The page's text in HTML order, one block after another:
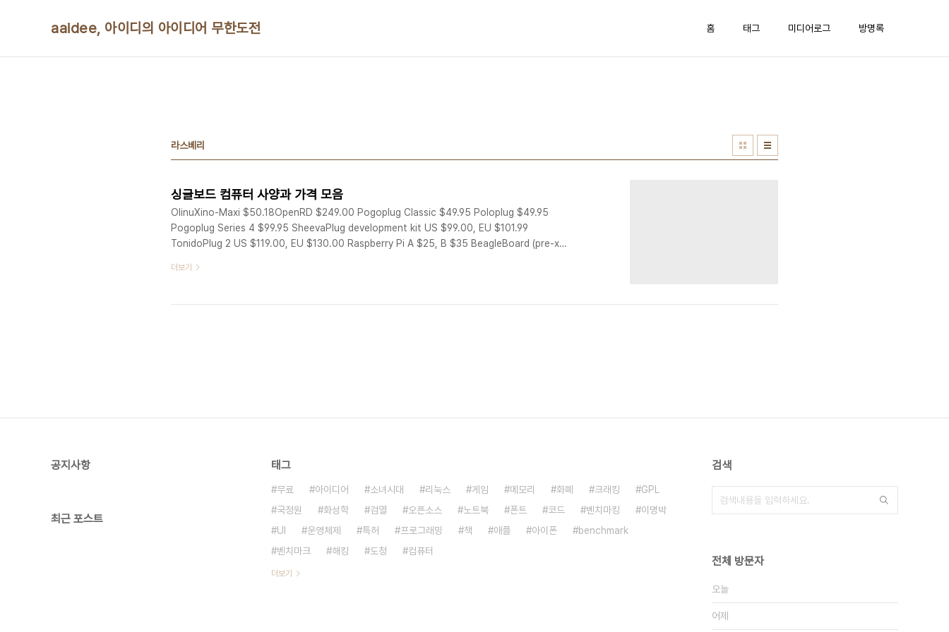
aaidee, 아이디의 아이디어 무한도전 홈 태그 미디어로그 방명록
라스베리
싱글보드 컴퓨터 사양과 가격 모음
OlinuXino-Maxi $50.18OpenRD $249.00 Pogoplug Classic $49.95 Poloplug $49.95
Pogoplug Series 4 $99.95 SheevaPlug development kit US $99.00, EU $101.99
TonidoPlug 2 US $119.00, EU $130.00 Raspberry Pi A $25, B $35 BeagleBoard (pre-xM
$89.00 CuBox $139.99 Gumstix Overo Earth COM $149.00 Gumstix Overo Sand COM
더보기
공지사항
최근 포스트
태그
무료 아이디어 소녀시대 리눅스 게임 메모리 화폐 크래킹
GPL
국정원
화성학 검열 오픈소스 노트북 폰트 코드 벤치마킹
이명박
UI
운영체제 특허 프로그래밍 책 애플 아이폰
benchmark
벤치마크
해킹 도청 컴퓨터
더보기
검색
전체 방문자
오늘
어제